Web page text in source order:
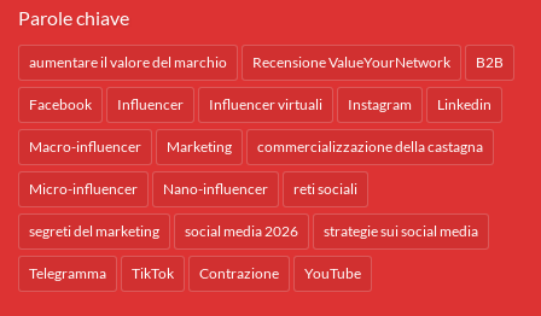
Parole chiave
aumentare il valore del marchio Recensione ValueYourNetwork B2B
Facebook Influencer Influencer virtuali Instagram Linkedin
Macro-influencer Marketing commercializzazione della castagna
Micro-influencer Nano-influencer reti sociali
segreti del marketing social media 2026 strategie sui social media
Telegramma TikTok Contrazione YouTube